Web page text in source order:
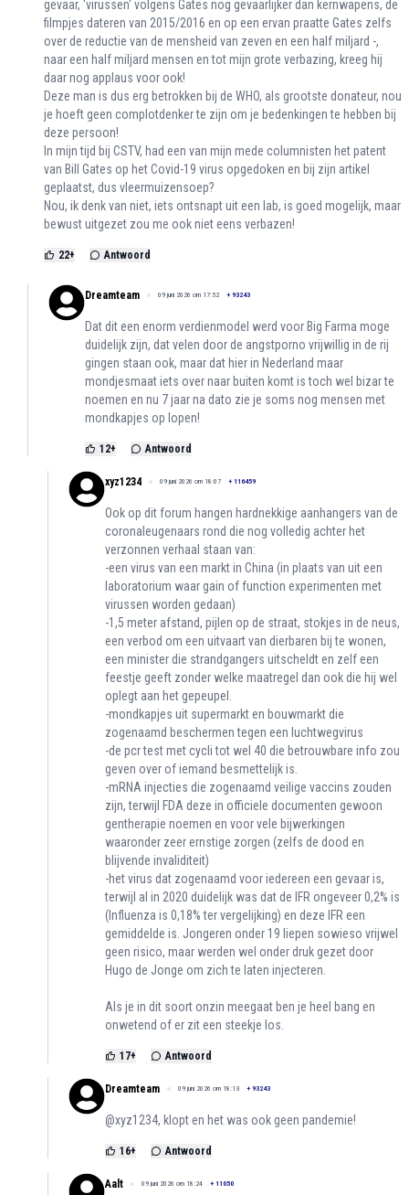
gevaar, 'virussen' volgens Gates nog gevaarlijker dan kernwapens, de
filmpjes dateren van 2015/2016 en op een ervan praatte Gates zelfs
over de reductie van de mensheid van zeven en een half miljard -,
naar een half miljard mensen en tot mijn grote verbazing, kreeg hij
daar nog applaus voor ook!
Deze man is dus erg betrokken bij de WHO, als grootste donateur, nou
je hoeft geen complotdenker te zijn om je bedenkingen te hebben bij
deze persoon!
In mijn tijd bij CSTV, had een van mijn mede columnisten het patent
van Bill Gates op het Covid-19 virus opgedoken en bij zijn artikel
geplaatst, dus vleermuizensoep?
Nou, ik denk van niet, iets ontsnapt uit een lab, is goed mogelijk, maar
bewust uitgezet zou me ook niet eens verbazen!
22+ Antwoord
Dreamteam 09 juni 2026 om 17:52 + 93243
Dat dit een enorm verdienmodel werd voor Big Farma moge
duidelijk zijn, dat velen door de angstporno vrijwillig in de rij
gingen staan ook, maar dat hier in Nederland maar
mondjesmaat iets over naar buiten komt is toch wel bizar te
noemen en nu 7 jaar na dato zie je soms nog mensen met
mondkapjes op lopen!
12+ Antwoord
xyz1234 09 juni 2026 om 18:07 + 116459
Ook op dit forum hangen hardnekkige aanhangers van de
coronaleugenaars rond die nog volledig achter het
verzonnen verhaal staan van:
-een virus van een markt in China (in plaats van uit een
laboratorium waar gain of function experimenten met
virussen worden gedaan)
-1,5 meter afstand, pijlen op de straat, stokjes in de neus,
een verbod om een uitvaart van dierbaren bij te wonen,
een minister die strandgangers uitscheldt en zelf een
feestje geeft zonder welke maatregel dan ook die hij wel
oplegt aan het gepeupel.
-mondkapjes uit supermarkt en bouwmarkt die
zogenaamd beschermen tegen een luchtwegvirus
-de pcr test met cycli tot wel 40 die betrouwbare info zou
geven over of iemand besmettelijk is.
-mRNA injecties die zogenaamd veilige vaccins zouden
zijn, terwijl FDA deze in officiele documenten gewoon
gentherapie noemen en voor vele bijwerkingen
waaronder zeer ernstige zorgen (zelfs de dood en
blijvende invaliditeit)
-het virus dat zogenaamd voor iedereen een gevaar is,
terwijl al in 2020 duidelijk was dat de IFR ongeveer 0,2% is
(Influenza is 0,18% ter vergelijking) en deze IFR een
gemiddelde is. Jongeren onder 19 liepen sowieso vrijwel
geen risico, maar werden wel onder druk gezet door
Hugo de Jonge om zich te laten injecteren.
Als je in dit soort onzin meegaat ben je heel bang en
onwetend of er zit een steekje los.
17+ Antwoord
Dreamteam 09 juni 2026 om 18:13 + 93243
@xyz1234, klopt en het was ook geen pandemie!
16+ Antwoord
Aalt 09 juni 2026 om 18:24 + 11050